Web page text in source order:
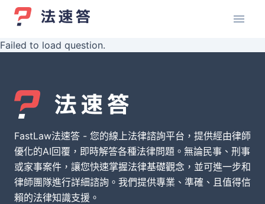
Failed to load question.
FastLaw法速答 - 您的線上法律諮詢平台，提供經由律師
優化的AI回覆，即時解答各種法律問題。無論民事、刑事
或家事案件，讓您快速掌握法律基礎觀念，並可進一步和
律師團隊進行詳細諮詢。我們提供專業、準確、且值得信
賴的法律知識支援。